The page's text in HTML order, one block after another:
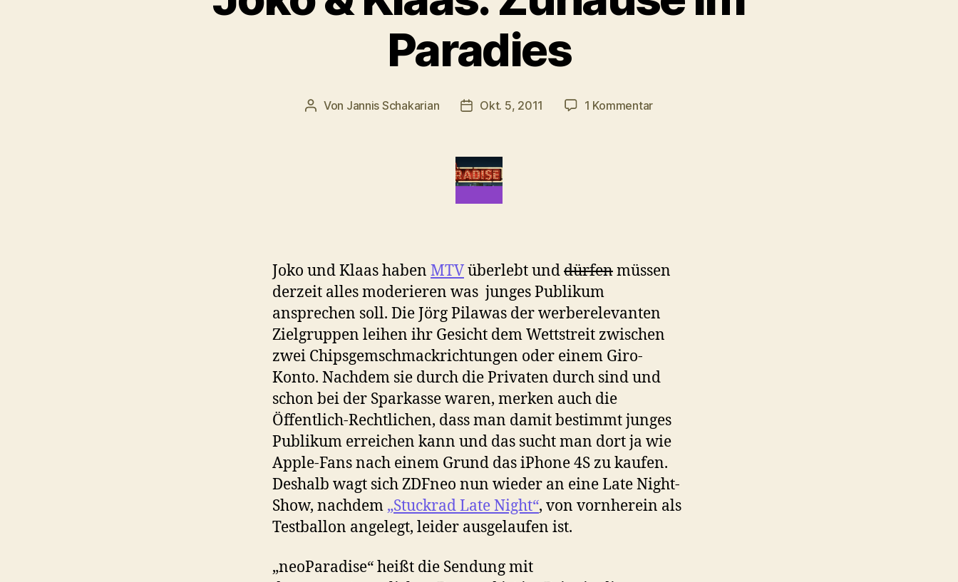
Paradies
Beitragsautor
Von Jannis Schakarian Veröffentlichungsdatum
Okt. 5, 2011 1 Kommentarzu
Joko und Klaas haben MTVüberlebt unddürfenmüssen
derzeit alles moderieren was junges Publikum
ansprechen soll. Die Jörg Pilawas der werberelevanten
Zielgruppen leihen ihr Gesicht dem Wettstreit zwischen
zwei Chipsgemschmackrichtungen oder einem Giro-
Konto. Nachdem sie durch die Privaten durch sind und
schon bei der Sparkasse waren, merken auch die
Öffentlich-Rechtlichen, dass man damit bestimmt junges
Publikum erreichen kann und das sucht man dort ja wie
Apple-Fans nach einem Grund das iPhone 4S zu kaufen.
Deshalb wagt sich ZDFneo nun wieder an eine Late Night-
Show, nachdem „Stuckrad Late Night“, von vornherein als
Testballon angelegt, leider ausgelaufen ist.
„neoParadise“ heißt die Sendung mit